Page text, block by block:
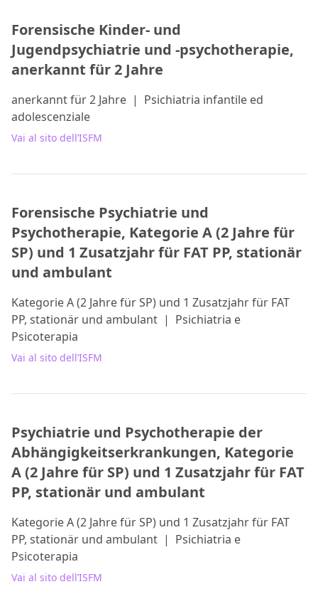
Forensische Kinder- und
Jugendpsychiatrie und -psychotherapie,
anerkannt für 2 Jahre
anerkannt für 2 Jahre | Psichiatria infantile ed
adolescenziale
Vai al sito dell’ISFM
Forensische Psychiatrie und
Psychotherapie, Kategorie A (2 Jahre für
SP) und 1 Zusatzjahr für FAT PP, stationär
und ambulant
Kategorie A (2 Jahre für SP) und 1 Zusatzjahr für FAT
PP, stationär und ambulant | Psichiatria e
Psicoterapia
Vai al sito dell’ISFM
Psychiatrie und Psychotherapie der
Abhängigkeitserkrankungen, Kategorie
A (2 Jahre für SP) und 1 Zusatzjahr für FAT
PP, stationär und ambulant
Kategorie A (2 Jahre für SP) und 1 Zusatzjahr für FAT
PP, stationär und ambulant | Psichiatria e
Psicoterapia
Vai al sito dell’ISFM